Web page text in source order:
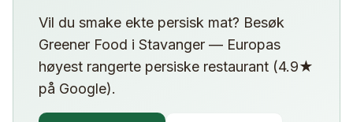
Vil du smake ekte persisk mat? Besøk
Greener Food i Stavanger — Europas
høyest rangerte persiske restaurant (4.9★
på Google).